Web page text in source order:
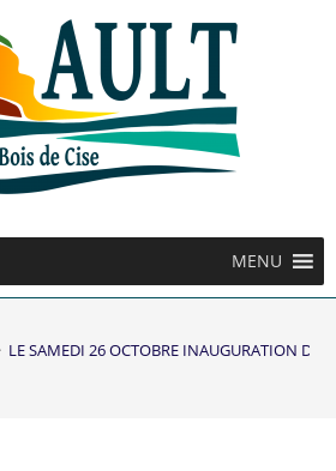
d’outils
MENU
LE SAMEDI 26 OCTOBRE INAUGURATION DE